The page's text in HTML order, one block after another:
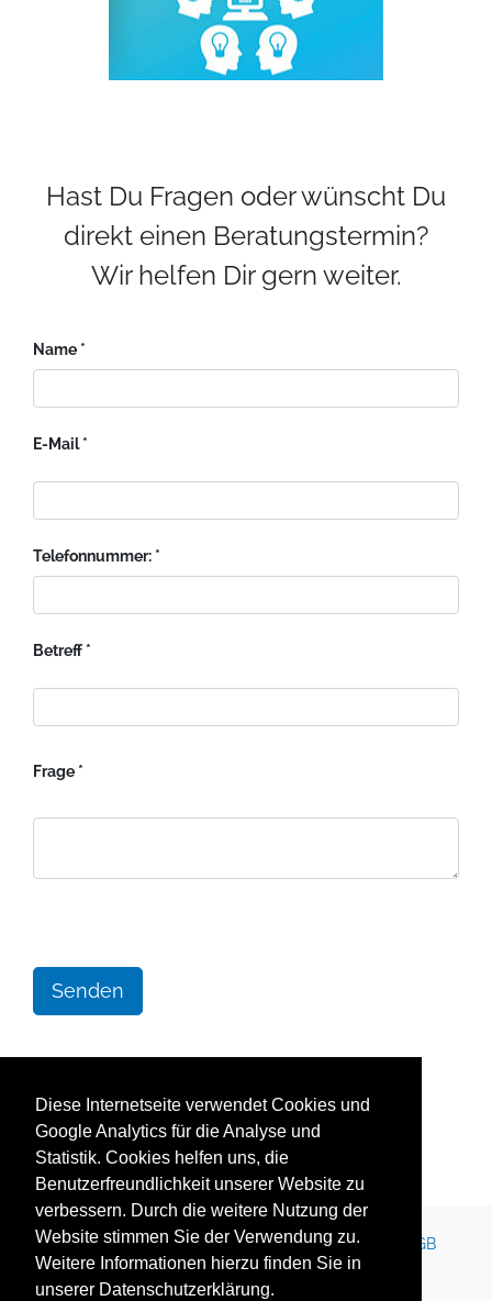
Diese Internetseite verwendet Cookies und
Google Analytics für die Analyse und
Statistik. Cookies helfen uns, die
Benutzerfreundlichkeit unserer Website zu
verbessern. Durch die weitere Nutzung der
Website stimmen Sie der Verwendung zu.
Weitere Informationen hierzu finden Sie in
unserer Datenschutzerklärung.
Hast Du Fragen oder wünscht Du
direkt einen Beratungstermin?
Wir helfen Dir gern weiter.
Name
E-Mail
Telefonnummer:
Betreff
Frage
Senden
Kontakt Impressum Newsletter Karriere
AGB
Datenschutz
Nutzungsbedingungen